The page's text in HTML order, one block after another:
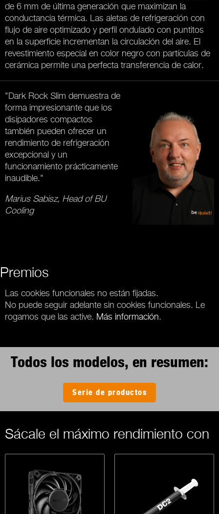
de 6 mm de última generación que maximizan la
conductancia térmica. Las aletas de refrigeración con
flujo de aire optimizado y perfil ondulado con puntitos
en la superficie incrementan la circulación del aire. El
revestimiento especial en color negro con partículas de
cerámica permite una perfecta transferencia de calor.
"Dark Rock Slim demuestra de
forma impresionante que los
disipadores compactos
también pueden ofrecer un
rendimiento de refrigeración
excepcional y un
funcionamiento prácticamente
inaudible."
Marius Sabisz, Head of BU
Cooling
Premios
Las cookies funcionales no están fijadas.
No puede seguir adelante sin cookies funcionales. Le
rogamos que las active. Más información.
Todos los modelos, en resumen:
Serie de productos
Sácale el máximo rendimiento con